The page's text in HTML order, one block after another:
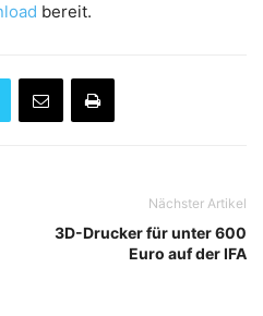
bereit.
Nächster Artikel
3D-Drucker für unter 600
Euro auf der IFA